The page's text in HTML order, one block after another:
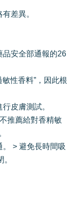
差異。
品安全部通報的26
性香料”，因此根
皮膚測試。
推薦給對香精敏
> 避免長時間吸